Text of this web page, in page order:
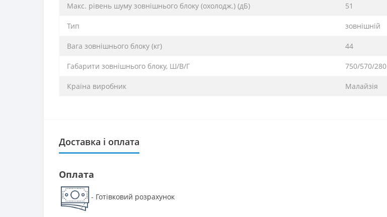
Макс. рівень шуму зовнішнього блоку (охолодж.) (дБ) 51
Тип зовнішній
Вага зовнішнього блоку (кг) 44
Габарити зовнішнього блоку, Ш/В/Г 750/570/280
Країна виробник Малайзія
Доставка і оплата
Оплата
- Готівковий розрахунок